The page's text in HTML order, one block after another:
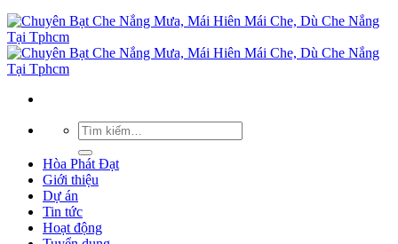
Hòa Phát Đạt
Giới thiệu
Dự án
Tin tức
Hoạt động